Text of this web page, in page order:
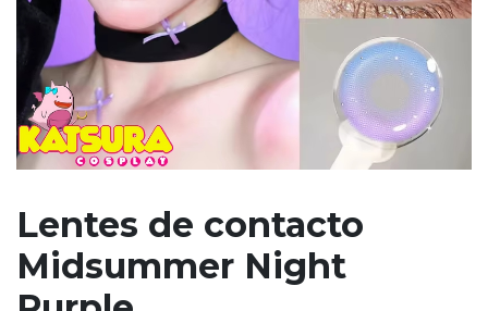
Lentes de contacto
Midsummer Night